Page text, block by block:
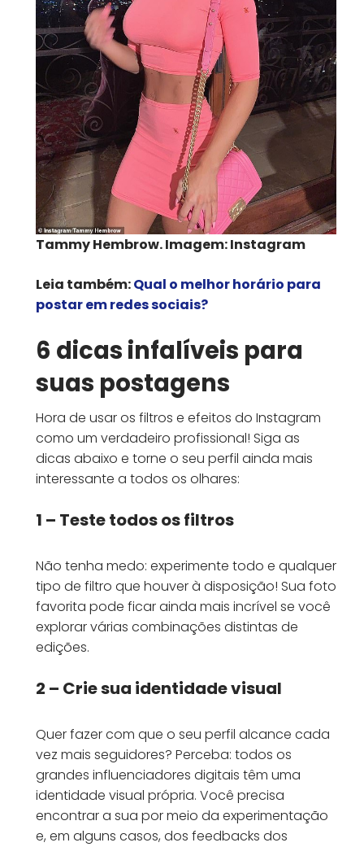
Tammy Hembrow. Imagem: Instagram
Leia também:Qual o melhor horário para
postar em redes sociais?
6 dicas infalíveis para
suas postagens
Hora de usar os filtros e efeitos do Instagram
como um verdadeiro profissional! Siga as
dicas abaixo e torne o seu perfil ainda mais
interessante a todos os olhares:
1 – Teste todos os filtros
Não tenha medo: experimente todo e qualquer
tipo de filtro que houver à disposição! Sua foto
favorita pode ficar ainda mais incrível se você
explorar várias combinações distintas de
edições.
2 – Crie sua identidade visual
Quer fazer com que o seu perfil alcance cada
vez mais seguidores? Perceba: todos os
grandes influenciadores digitais têm uma
identidade visual própria. Você precisa
encontrar a sua por meio da experimentação
e, em alguns casos, dos feedbacks dos